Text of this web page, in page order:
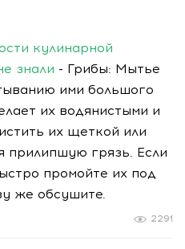
кулинарной
знали - Грибы: Мытье
ими большого
их водянистыми и
их щеткой или
прилипшую грязь. Если
промойте их под
же обсушите.
2291